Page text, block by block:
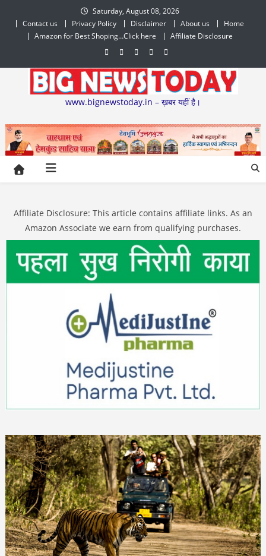
content
Saturday, August 08, 2026
Contact us
Privacy Policy Disclaimer About us
Home
Amazon for Best Shoping…Click here
Affiliate Disclosure
www.bignewstoday.in – ख़बर यहीं है।
Affiliate Disclosure: This article contains affiliate links. As an
Amazon Associate we earn from qualifying purchases.